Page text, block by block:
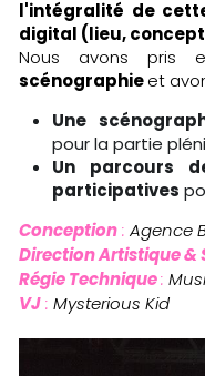
l'intégralité de
digital (lieu,
scénographie et
Une
pour la partie
Un parcours
participatives
Conception : Agence
Direction Artistique &
Régie Technique :
VJ : Mysterious Kid